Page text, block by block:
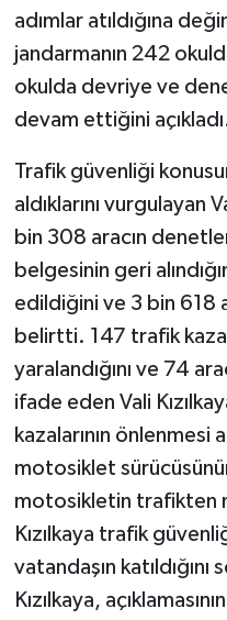
adımlar atıldığına
jandarmanın 242
okulda devriye ve
devam ettiğini
Trafik güvenliği
aldıklarını vurgulayan
bin 308 aracın
belgesinin geri
edildiğini ve 3 bin 618
belirtti. 147 trafik
yaralandığını ve 74
ifade eden Vali
kazalarının önlenmesi
motosiklet
motosikletin trafikten
Kızılkaya trafik
vatandaşın
Kızılkaya,